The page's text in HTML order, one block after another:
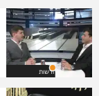
חדשות